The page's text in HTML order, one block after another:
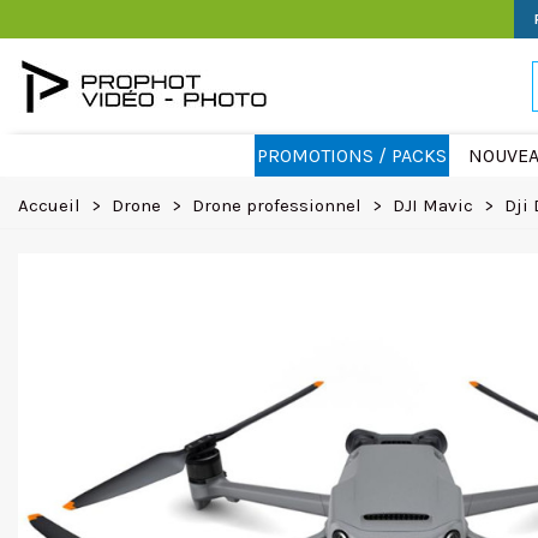
PROMOTIONS / PACKS
Accueil > Drone > Drone professionnel > DJI Mavic > Dji